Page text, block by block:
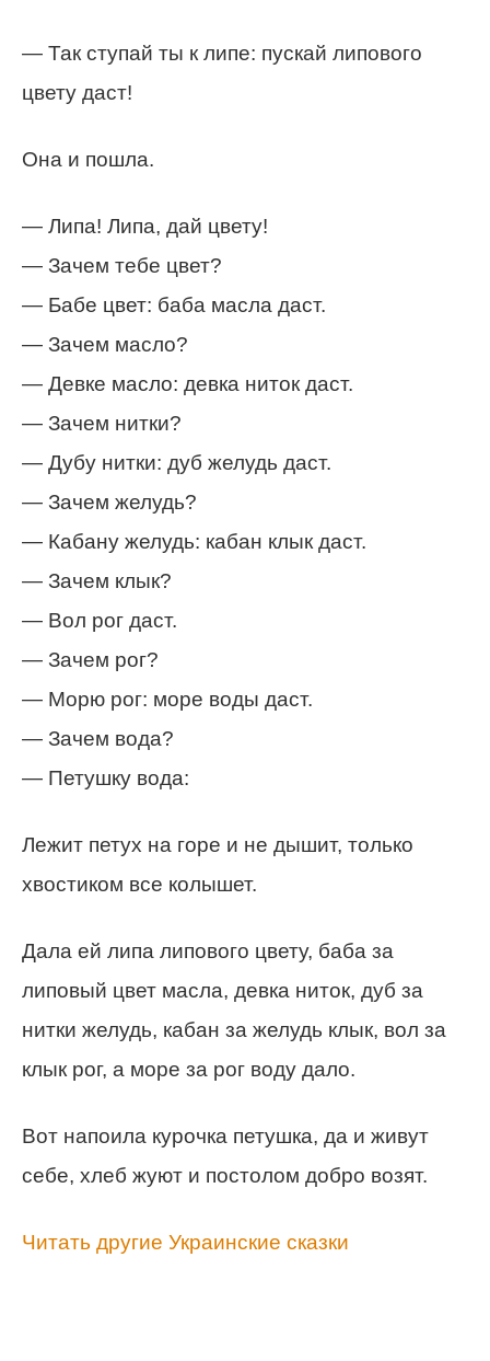
— Так ступай ты к липе: пускай липового
цвету даст!
Она и пошла.
— Липа! Липа, дай цвету!
— Зачем тебе цвет?
— Бабе цвет: баба масла даст.
— Зачем масло?
— Девке масло: девка ниток даст.
— Зачем нитки?
— Дубу нитки: дуб желудь даст.
— Зачем желудь?
— Кабану желудь: кабан клык даст.
— Зачем клык?
— Вол рог даст.
— Зачем рог?
— Морю рог: море воды даст.
— Зачем вода?
— Петушку вода:
Лежит петух на горе и не дышит, только
хвостиком все колышет.
Дала ей липа липового цвету, баба за
липовый цвет масла, девка ниток, дуб за
нитки желудь, кабан за желудь клык, вол за
клык рог, а море за рог воду дало.
Вот напоила курочка петушка, да и живут
себе, хлеб жуют и постолом добро возят.
Читать другие Украинские сказки